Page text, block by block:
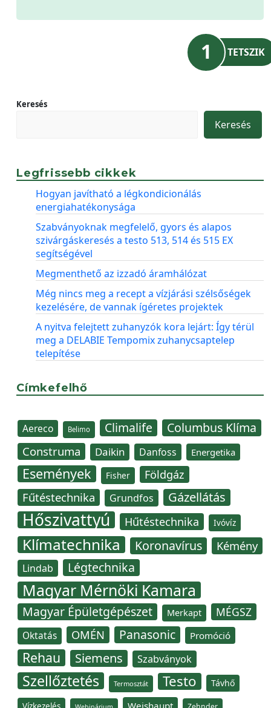
1 TETSZIK
Keresés
Keresés
Legfrissebb cikkek
Hogyan javítható a légkondicionálás
energiahatékonysága
Szabványoknak megfelelő, gyors és alapos
szivárgáskeresés a testo 513, 514 és 515 EX
segítségével
Megmenthető az izzadó áramhálózat
Még nincs meg a recept a vízjárási szélsőségek
kezelésére, de vannak ígéretes projektek
A nyitva felejtett zuhanyzók kora lejárt: Így térül
meg a DELABIE Tempomix zuhanycsaptelep
telepítése
Címkefelhő
Aereco Belimo Climalife Columbus Klíma
Construma Daikin Danfoss Energetika
Események Fisher Földgáz
Fűtéstechnika Grundfos Gázellátás
Hőszivattyú Hűtéstechnika Ivóvíz
Klímatechnika Koronavírus Kémény
Lindab Légtechnika
Magyar Mérnöki Kamara
Magyar Épületgépészet Merkapt MÉGSZ
Oktatás OMÉN Panasonic Promóció
Rehau Siemens Szabványok
Szellőztetés Termosztát Testo Távhő